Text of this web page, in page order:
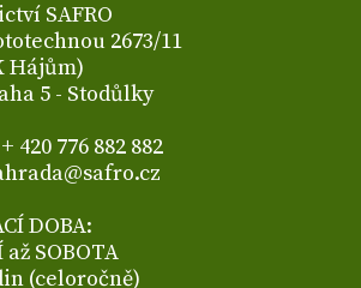
SAFRO
2673/11
Hájům)
5 - Stodůlky
420 776 882 882
DOBA:
až SOBOTA
(celoročně)